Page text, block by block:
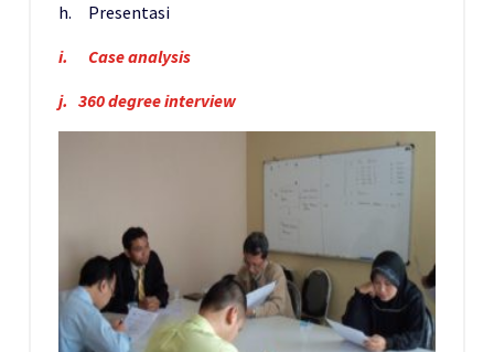
h. Presentasi
i.
Case analysis
j. 360 degree interview